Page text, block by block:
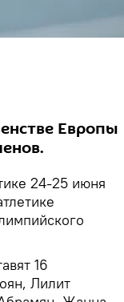
Европы
24-25 июня
16
Лилит